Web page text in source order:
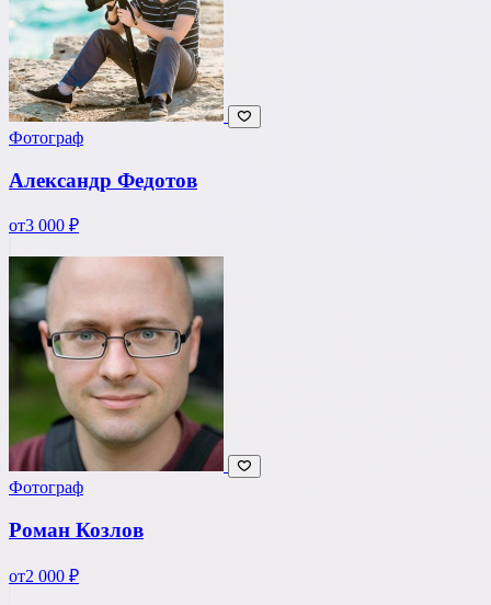
Фотограф
Александр Федотов
от3 000 ₽
Фотограф
Роман Козлов
от2 000 ₽